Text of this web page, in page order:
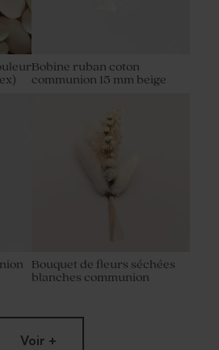
Bobine ruban coton
communion 15 mm beige
Bouquet de fleurs séchées
blanches communion
Voir +